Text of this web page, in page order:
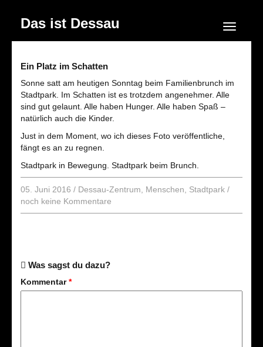
Das ist Dessau Navigation
Ein Platz im Schatten
Sonne satt am heutigen Sonntag beim Familienbrunch im
Stadtpark. Im Schatten ist es trotzdem angenehmer. Alle
sind gut gelaunt. Alle haben Hunger. Alle haben Spaß –
natürlich auch die Kinder.
Just in dem Moment, wo ich dieses Foto veröffentliche,
fängt es an zu regnen.
Stadtpark in Bewegung. Stadtpark beim Brunch.
05. Juni 2016 / Dessau-Zentrum Menschen Stadtpark /
noch keine Kommentare
Was sagst du dazu?
Kommentar*